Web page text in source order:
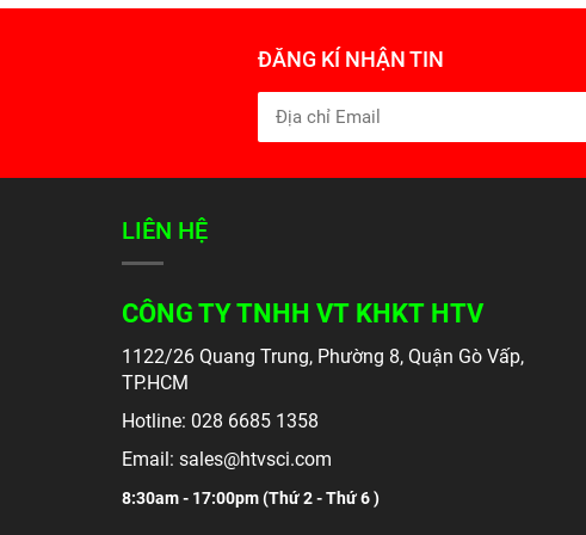
ĐĂNG KÍ NHẬN TIN
LIÊN HỆ
CÔNG TY TNHH VT KHKT HTV
1122/26 Quang Trung, Phường 8, Quận Gò Vấp,
TP.HCM
Hotline: 028 6685 1358
Email: sales@htvsci.com
8:30am - 17:00pm (Thứ 2 - Thứ 6 )